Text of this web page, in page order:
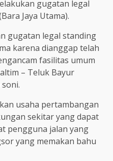
gugatan legal
Jaya Utama).
gugatan legal standing
karena dianggap telah
fasilitas umum
– Teluk Bayur
usaha pertambangan
sekitar yang dapat
pengguna jalan yang
yang memakan bahu